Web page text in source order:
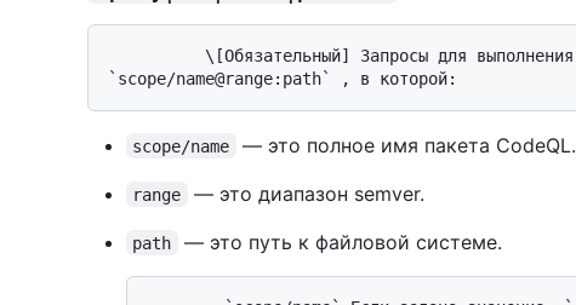
scope/name — это полное имя пакета CodeQL.
range — это диапазон semver.
path — это путь к файловой системе.